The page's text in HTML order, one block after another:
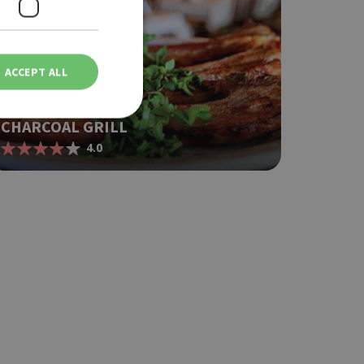
CHARCOAL GRILL
4.0
ACCEPT ALL
on the
identifier
It is
how it is